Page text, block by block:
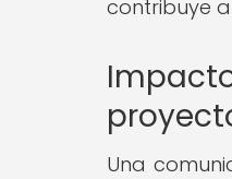
contribuye
Una